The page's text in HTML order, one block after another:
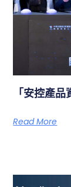
「安控產
Read More